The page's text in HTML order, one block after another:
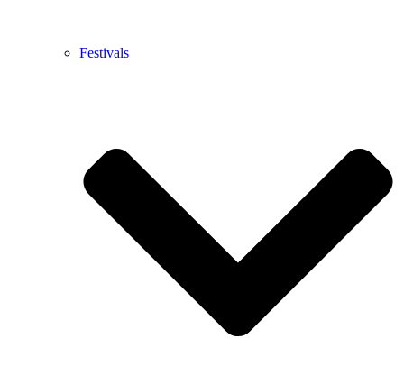
Festivals